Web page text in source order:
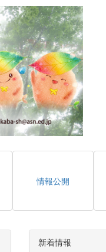
情報公開
新着情報